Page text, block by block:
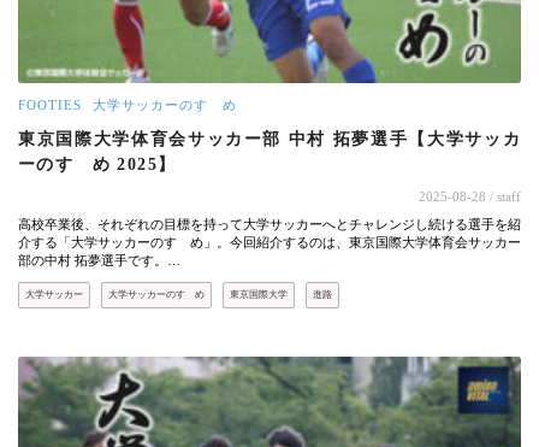
FOOTIES 大学サッカーのすゝめ
東京国際大学体育会サッカー部 中村 拓夢選手【大学サッカ
ーのすゝめ 2025】
2025-08-28 / staff
高校卒業後、それぞれの目標を持って大学サッカーへとチャレンジし続ける選手を紹
介する「大学サッカーのすゝめ」。今回紹介するのは、東京国際大学体育会サッカー
部の中村 拓夢選手です。…
大学サッカー 大学サッカーのすゝめ 東京国際大学 進路